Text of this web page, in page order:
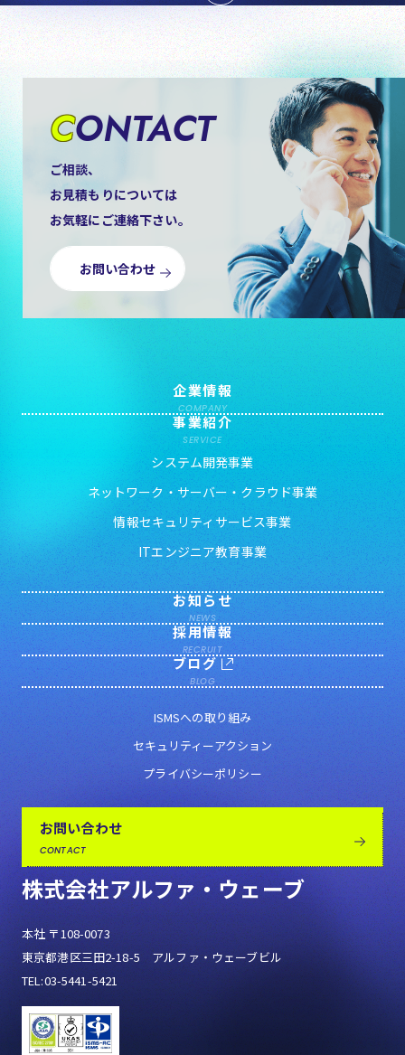
CONTACT
ご相談、
お見積もりについては
お気軽にご連絡下さい。
お問い合わせ
株式会社アルファ・ウェーブ
本社 〒108-0073
東京都港区三田2-18-5 アルファ・ウェーブビル
TEL:03-5441-5421
企業情報
COMPANY
事業紹介
SERVICE
システム開発事業
ネットワーク・サーバー・クラウド事業
情報セキュリティサービス事業
ITエンジニア教育事業
お知らせ
NEWS
採用情報
RECRUIT
ブログ
BLOG
ISMSへの取り組み
セキュリティーアクション
プライバシーポリシー
お問い合わせ
CONTACT